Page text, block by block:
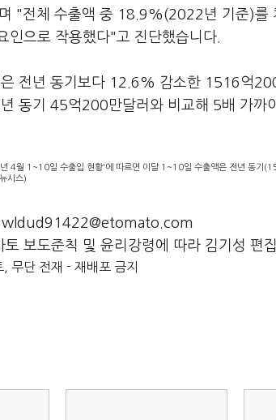
"전체 수출액 중 18.9%(2022년 기준)를
인으로 작용했다"고 진단했습니다.
전년 동기보다 12.6% 감소한 1516억
동기 45억200만달러와 비교해 5배 가까
4월 1~10일 수출입 현황'에 따르면 이달 1~10일 수출액은 전년 동기
시스)
wldud91422@etomato.com
보도준칙 및 윤리강령에 따라 김기성 편
무단 전재 - 재배포 금지